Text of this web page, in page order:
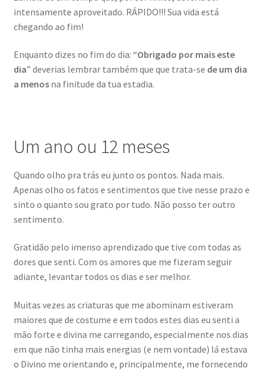
intensamente aproveitado. RÁPIDO!!! Sua vida está
chegando ao fim!
Enquanto dizes no fim do dia: “Obrigado por mais este
dia” deverias lembrar também que que trata-se de um dia
a menosna finitude da tua estadia.
Um ano ou 12 meses
Quando olho pra trás eu junto os pontos. Nada mais.
Apenas olho os fatos e sentimentos que tive nesse prazo e
sinto o quanto sou grato por tudo. Não posso ter outro
sentimento.
Gratidão pelo imenso aprendizado que tive com todas as
dores que senti. Com os amores que me fizeram seguir
adiante, levantar todos os dias e ser melhor.
Muitas vezes as criaturas que me abominam estiveram
maiores que de costume e em todos estes dias eu senti a
mão forte e divina me carregando, especialmente nos dias
em que não tinha mais energias (e nem vontade) lá estava
o Divino me orientando e, principalmente, me fornecendo